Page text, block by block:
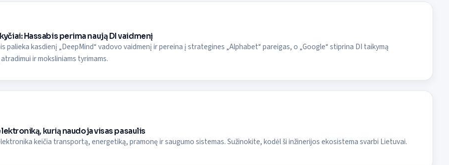
Hassabis perima naują DI vaidmenį
palieka kasdienį „DeepMind“ vadovo vaidmenį ir pereina į strategines „Alphabet“ pareigas, o „Google“ stiprina DI taikymą
ir moksliniams tyrimams.
kurią naudoja visas pasaulis
keičia transportą, energetiką, pramonę ir saugumo sistemas. Sužinokite, kodėl ši inžinerijos ekosistema svarbi Lietuvai.